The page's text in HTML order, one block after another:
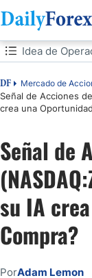
Tabla de
DF Mercado de
Señal de Acciones
crea una
Idea de
Idea de Operación
Análisis del
Análisis
Análisis Técnico
Mi Operación de
Señal de
su IA
Compra?
PorAdam Lemon